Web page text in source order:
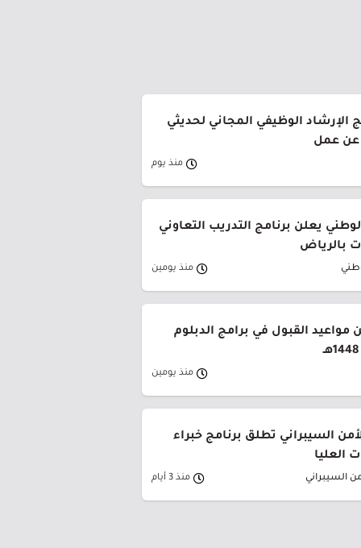
الإرشاد الوظيفي المجاني لحديثي
عن عمل
منذ يوم
يعلن برنامج التدريب التعاوني
بالرياض
منذ يومين
مواعيد القبول في برامج الدبلوم
منذ يومين
السيبراني تطلق برنامج خبراء
العليا
السيبراني منذ 3 أيام